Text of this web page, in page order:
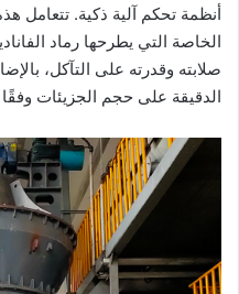
أنظمة تحكم آلية ذكية. تتعامل
الخاصة التي يطرحها رماد
صلابته وقدرته على التآكل،
الدقيقة على حجم الجزيئات